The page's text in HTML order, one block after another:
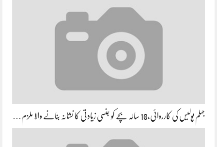
جہلم پولیس کی کارروائی،10 سالہ بچے کو جنسی زیادتی کا نشانہ بنانے والا ملزم…